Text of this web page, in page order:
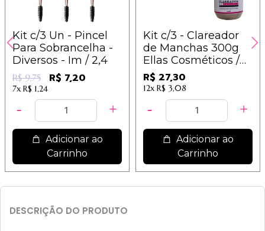
Kit c/3 Un - Pincel
Para Sobrancelha -
Diversos - Im / 2,4
R$ 9,75 R$ 7,20
7x R$ 1,24
Adicionar ao
Carrinho
Kit c/3 - Clareador
de Manchas 300g
Ellas Cosméticos /
9,10
R$ 27,30
12x R$ 3,08
Adicionar ao
Carrinho
DESCRIÇÃO DO PRODUTO